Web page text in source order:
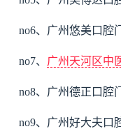
no6、广州悠美口腔
no7、 广州天河区中
no8、广州德正口腔
no9、广州好大夫口